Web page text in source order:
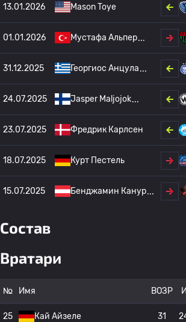
13.01.2026 Mason Toye
01.01.2026 Мустафа Альпер
31.12.2025 Георгиос Анцула
24.07.2025 Jasper Maljojok
23.07.2025 Фредрик Карлсен
18.07.2025 Курт Пестель
15.07.2025 Бенджамин Канур
Состав
Вратари
№ Имя ВОЗР И
25 Кай Айзеле 31